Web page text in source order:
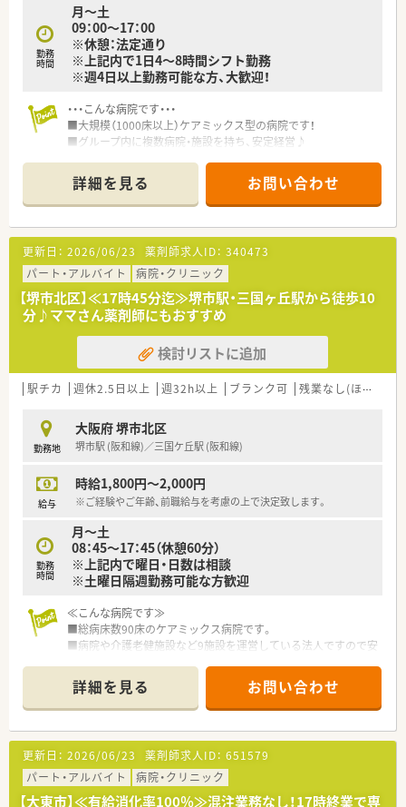
勤務
時間
月～土
09：00～17：00
※休憩：法定通り
※上記内で1日4～8時間シフト勤務
※週4日以上勤務可能な方、大歓迎！
・・・こんな病院です・・・
■大規模（1000床以上）ケアミックス型の病院です！
■グループ内に複数病院・施設を持ち、安定経営♪
お問合せ下さい）小さいお子さんのいらっしゃるママさん薬剤師
さんも安心して勤務スタートできます。
・・・こんな方におすすめ！・・・
■社会保険加入をご希望の方（週20時間以上の勤務で加入OK！）
■残業なく、定刻ぴったりで退勤したい方
詳細を見る お問い合わせ
更新日： 2026/06/23 薬剤師求人ID： 340473
パート・アルバイト
病院・クリニック
【堺市北区】≪17時45分迄≫堺市駅・三国ヶ丘駅から徒歩10
分♪ママさん薬剤師にもおすすめ
検討リストに追加
駅チカ 週休2.5日以上 週32h以上 ブランク可 残業なし(ほぼなし含む)
勤務地
大阪府 堺市北区
堺市駅 (阪和線)／三国ケ丘駅 (阪和線)
給与
時給1,800円～2,000円
※ご経験やご年齢、前職給与を考慮の上で決定致します。
勤務
時間
月～土
08：45～17：45（休憩60分）
※上記内で曜日・日数は相談
※土曜日隔週勤務可能な方歓迎
≪こんな病院です≫
■総病床数90床のケアミックス病院です。
■病院や介護老健施設など9施設を運営している法人ですので安
■堺市の中心にあり、どの方面からもラクラク通勤が可能です。
■病院評価の専門家による審査を受け、「患者様が安心して医療
を受けられる病院」として認定されています。
■オンコール、当直もなく、時間外残業も少ないためワークライ
フバランスを保つことが出来ます。
≪こんな医療法人です≫
■堺市を中心に病院・介護ステーション・老健施設などを運営し
詳細を見る お問い合わせ
更新日： 2026/06/23 薬剤師求人ID： 651579
パート・アルバイト
病院・クリニック
【大東市】≪有給消化率100％≫混注業務なし！17時終業で専